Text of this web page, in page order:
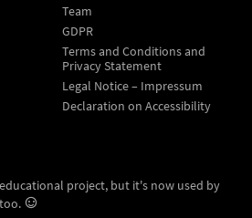
Team
GDPR
Terms and Conditions and
Privacy Statement
Legal Notice – Impressum
Declaration on Accessibility
project, but it's now used by